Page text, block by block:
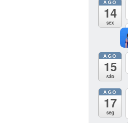
AGO
14
sex
AGO
15
sáb
AGO
17
seg